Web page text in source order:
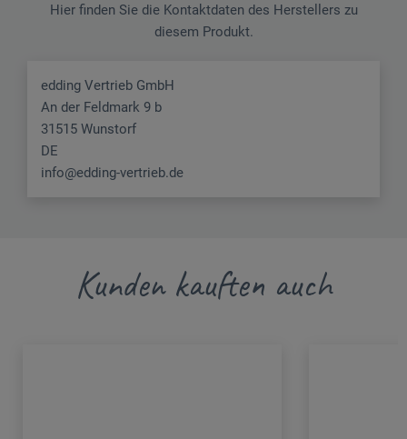
Hier finden Sie die Kontaktdaten des Herstellers zu
diesem Produkt.
edding Vertrieb GmbH
An der Feldmark 9 b
31515 Wunstorf
DE
info@edding-vertrieb.de
Kunden kauften auch